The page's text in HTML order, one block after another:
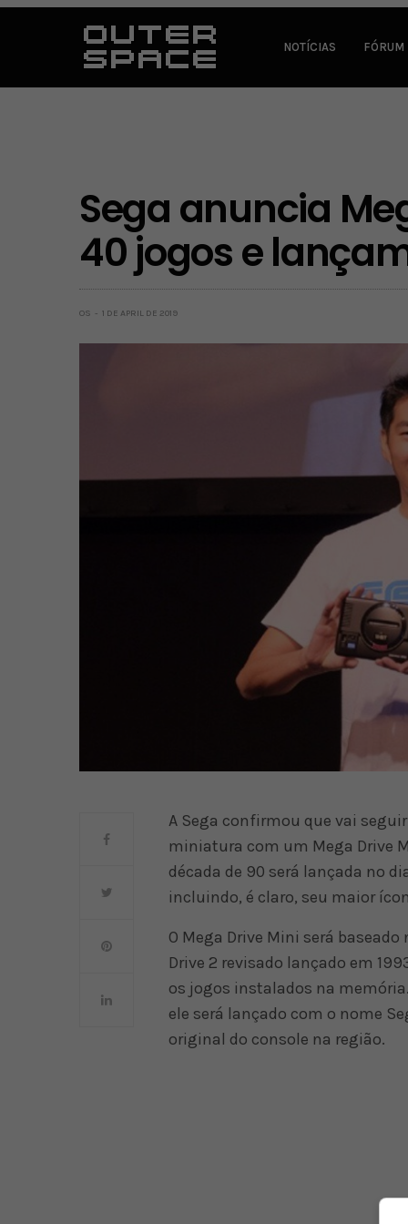
NOTÍCIAS FÓRUM
Sega anuncia
40 jogos e
OS 1 DE APRIL DE 2019
A Sega confirmou que vai
miniatura com um Mega Drive
década de 90 será lançada no
incluindo, é claro, seu maior
O Mega Drive Mini será
Drive 2 revisado lançado em
os jogos instalados na
ele será lançado com o nome
original do console na região.